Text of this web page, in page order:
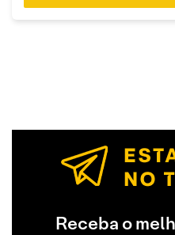
Receba o